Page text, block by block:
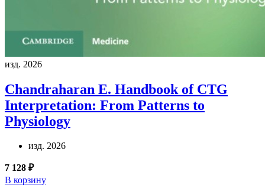
изд. 2026
Chandraharan E. Handbook of CTG
Interpretation: From Patterns to
Physiology
изд. 2026
7 128 ₽
В корзину